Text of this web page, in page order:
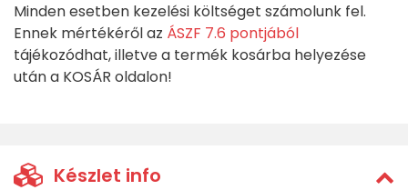
Minden esetben kezelési költséget számolunk fel.
Ennek mértékéről az ÁSZF 7.6 pontjából
tájékozódhat, illetve a termék kosárba helyezése
után a KOSÁR oldalon!
Készlet info